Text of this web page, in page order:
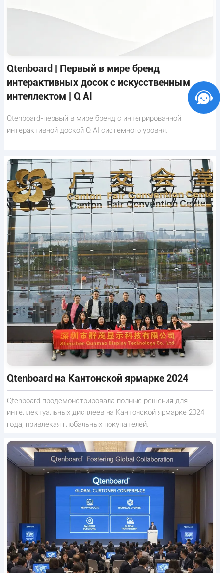
Qtenboard | Первый в мире бренд
интерактивных досок с искусственным
интеллектом | Q AI
Qtenboard-первый в мире бренд с интегрированной
интерактивной доской Q AI системного уровня.
Qtenboard на Кантонской ярмарке 2024
Qtenboard продемонстрировала полные решения для
интеллектуальных дисплеев на Кантонской ярмарке 2024
года, привлекая глобальных покупателей.